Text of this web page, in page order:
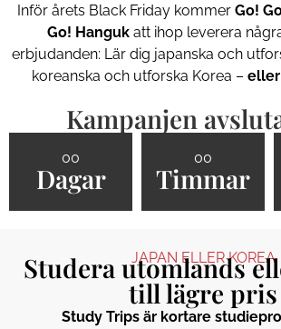
Inför årets Black Friday kommer Go!
Go! Hanguk att ihop leverera
erbjudanden: Lär dig japanska och
koreanska och utforska Korea – eller
Kampanjen
00
Dagar
00
Timmar
JAPAN ELLER KOREA
Studera utomlands
till lägre pris
Study Trips är kortare